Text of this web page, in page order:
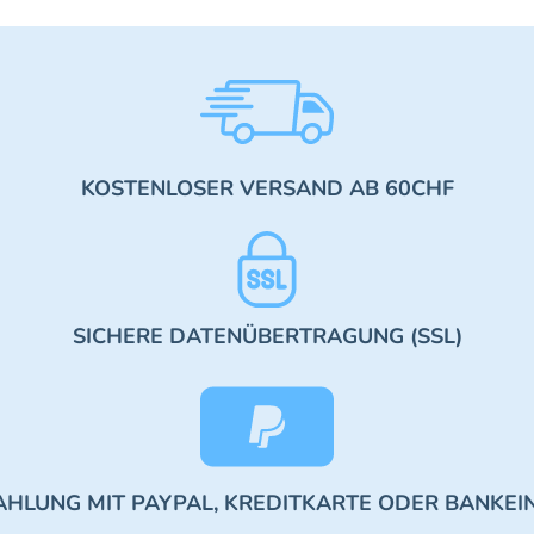
KOSTENLOSER VERSAND AB 60CHF
SICHERE DATENÜBERTRAGUNG (SSL)
MIT PAYPAL, KREDITKARTE ODER